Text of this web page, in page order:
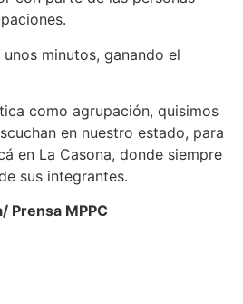
minutos, ganando el
como agrupación, quisimos
en nuestro estado, para
en La Casona, donde siempre
sus integrantes.
Prensa MPPC